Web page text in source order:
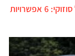
הוצג הסדר פשרה בפרשת ההיברידיות של סוזוקי: 6 אפשרויות